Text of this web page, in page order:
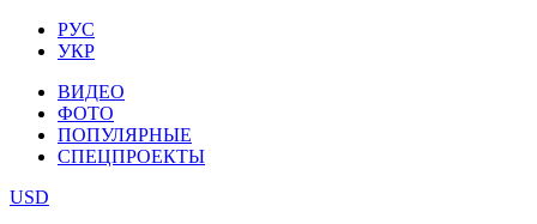
РУС
УКР
ВИДЕО
ФОТО
ПОПУЛЯРНЫЕ
СПЕЦПРОЕКТЫ
USD